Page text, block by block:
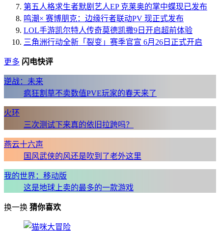
第五人格求生者默剧艺人EP 克莱奥的掌中蝶现已发布
鸣潮× 赛博朋克：边缘行者联动PV 现正式发布
LOL手游凯尔特人传奇莫德凯撒9日开启超前体验
三角洲行动全新「裂变」赛季官宣 6月26日正式开启
更多 闪电快评
逆战：未来
疯狂割草不卖数值PVE玩家的春天来了
火环
三次测试下来真的依旧拉跨吗？
燕云十六声
国风武侠的风还是吹到了老外这里
我的世界：移动版
这是地球上卖的最多的一款游戏
换一换 猜你喜欢